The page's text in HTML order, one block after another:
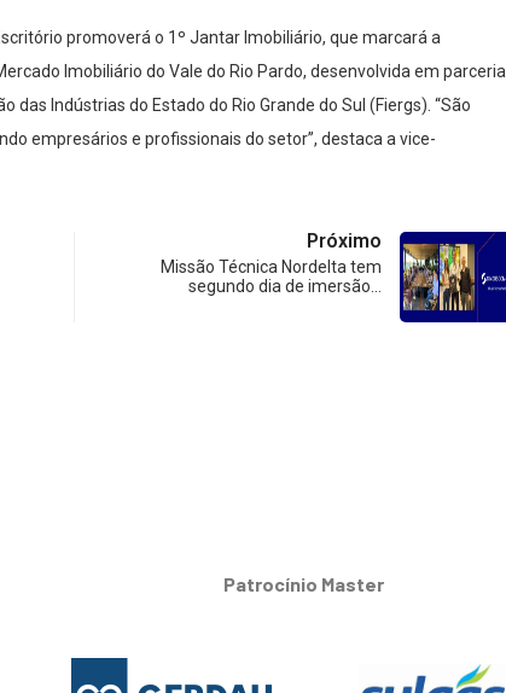
promoverá o 1º Jantar Imobiliário, que marcará a
Imobiliário do Vale do Rio Pardo, desenvolvida em parceria
das Indústrias do Estado do Rio Grande do Sul (Fiergs). “São
empresários e profissionais do setor”, destaca a vice-
Próximo
Missão Técnica Nordelta tem
segundo dia de imersão…
Patrocínio Master